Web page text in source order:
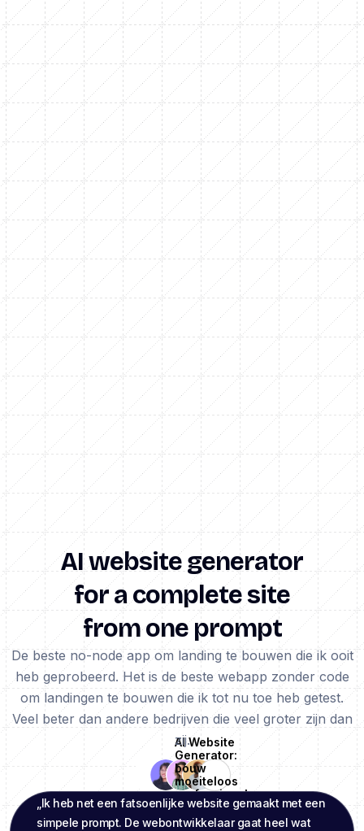
AI website generator
for a complete site
from one prompt
De beste no-node app om landing te bouwen die ik ooit
heb geprobeerd. Het is de beste webapp zonder code
om landingen te bouwen die ik tot nu toe heb getest.
Veel beter dan andere bedrijven die veel groter zijn dan
zij.
AI Website
Generator:
bouw
moeiteloos
professionele
sites
„Ik heb net een fatsoenlijke website gemaakt met een
simpele prompt. De webontwikkelaar gaat heel wat